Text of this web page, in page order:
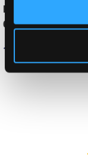
Hake kort 24×28
6429503
11